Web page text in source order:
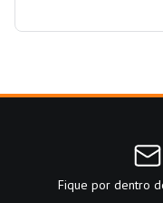
Fique por dentro